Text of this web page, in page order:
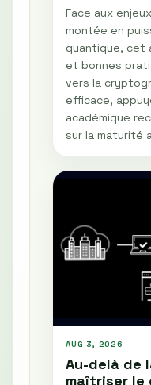
Face aux
montée en
quantique, cet
et bonnes
vers la
efficace,
académique
sur la maturité
AUG 3, 2026
Au-delà de
maîtriser le